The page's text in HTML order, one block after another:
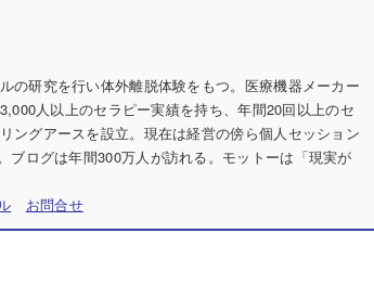
の研究を行い体外離脱体験をもつ。医療機器メーカー
人以上のセラピー実績を持ち、年間20回以上のセ
ングアースを設立。現在は経営の傍ら個人セッション
ブログは年間300万人が訪れる。モットーは「現実が
お問合せ